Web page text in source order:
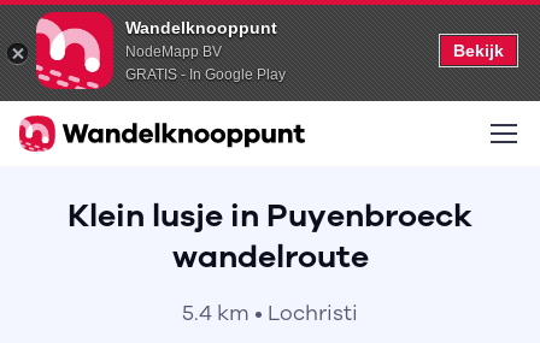
Wandelknooppunt
NodeMapp BV
GRATIS - In Google Play
Bekijk
Klein lusje in Puyenbroeck
wandelroute
5.4 km • Lochristi